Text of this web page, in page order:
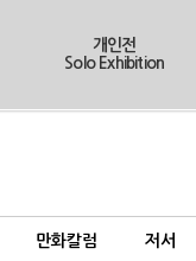
개인전
Solo Exhibition
만화칼럼 저서